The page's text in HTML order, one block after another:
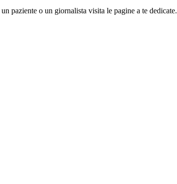
paziente o un giornalista visita le pagine a te dedicate.